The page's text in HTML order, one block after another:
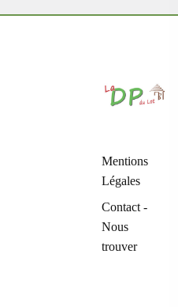
Mentions
Légales
Contact -
Nous
trouver